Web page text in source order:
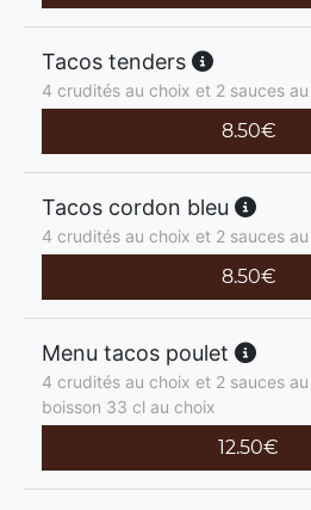
Tacos tenders
4 crudités au choix et 2 sauces
8.50€
Tacos cordon bleu
4 crudités au choix et 2 sauces
8.50€
Menu tacos poulet
4 crudités au choix et 2 sauces
boisson 33 cl au choix
12.50€